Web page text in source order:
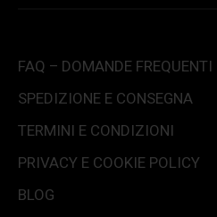
FAQ – DOMANDE FREQUENTI
SPEDIZIONE E CONSEGNA
TERMINI E CONDIZIONI
PRIVACY E COOKIE POLICY
BLOG